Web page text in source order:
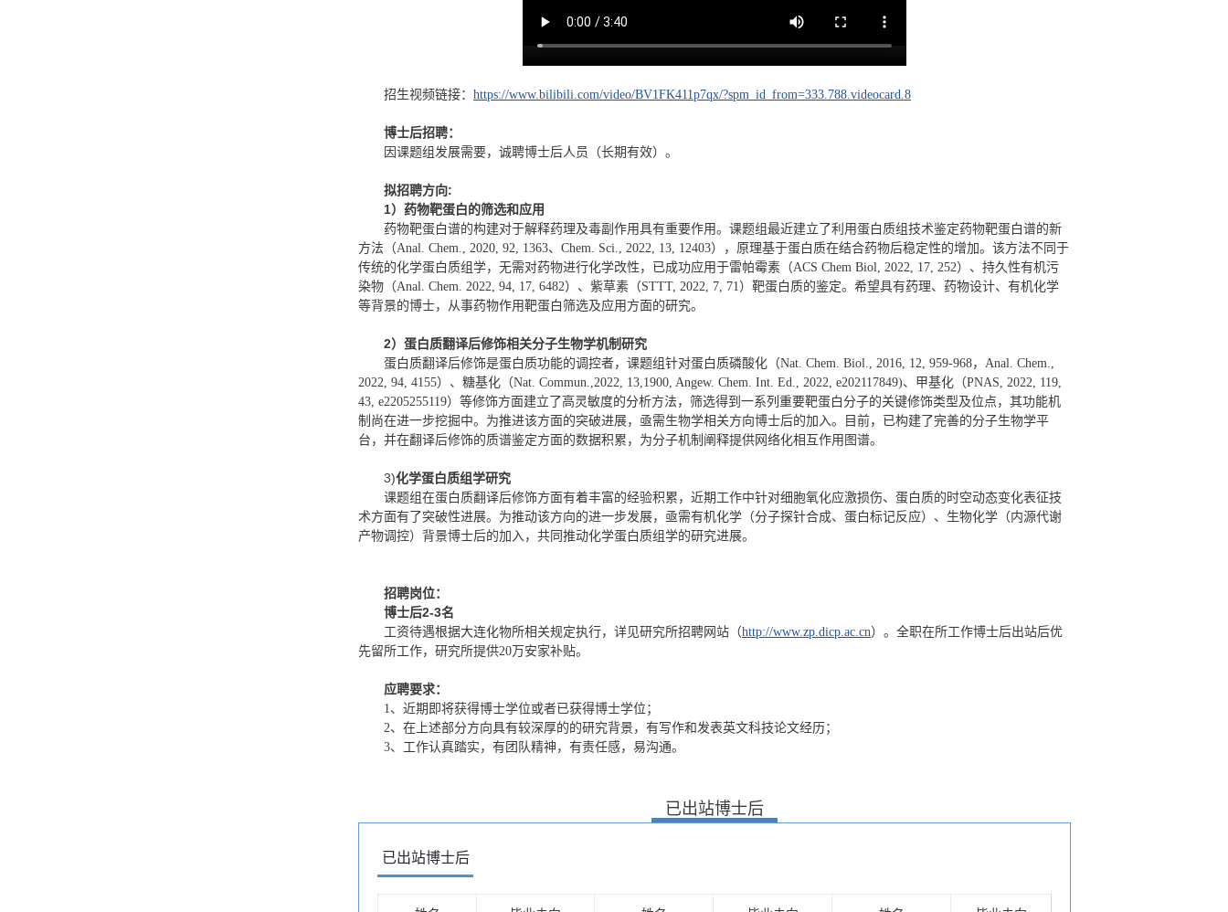
招生视频链接： https://www.bilibili.com/video/BV1FK411p7qx/?spm_id_from=333.788.videocard.8
博士后招聘：
因课题组发展需要，诚聘博士后人员（长期有效）。
拟招聘方向:
1）药物靶蛋白的筛选和应用
药物靶蛋白谱的构建对于解释药理及毒副作用具有重要作用。课题组最近建立了利用蛋白质组技术鉴定药物靶蛋白谱的新
方法（Anal. Chem., 2020, 92, 1363、Chem. Sci., 2022, 13, 12403），原理基于蛋白质在结合药物后稳定性的增加。该方法不同于
传统的化学蛋白质组学，无需对药物进行化学改性，已成功应用于雷帕霉素（ACS Chem Biol, 2022, 17, 252）、持久性有机污
染物（Anal. Chem. 2022, 94, 17, 6482）、紫草素（STTT, 2022, 7, 71）靶蛋白质的鉴定。希望具有药理、药物设计、有机化学
等背景的博士，从事药物作用靶蛋白筛选及应用方面的研究。
2） 蛋白质翻译后修饰相关分子生物学机制研究
蛋白质翻译后修饰是蛋白质功能的调控者，课题组针对蛋白质磷酸化（Nat. Chem. Biol., 2016, 12, 959-968，Anal. Chem.,
2022, 94, 4155）、糖基化（Nat. Commun.,2022, 13,1900, Angew. Chem. Int. Ed., 2022, e202117849)、甲基化（PNAS, 2022, 119,
43, e2205255119）等修饰方面建立了高灵敏度的分析方法，筛选得到一系列重要靶蛋白分子的关键修饰类型及位点，其功能机
制尚在进一步挖掘中。为推进该方面的突破进展，亟需生物学相关方向博士后的加入。目前，已构建了完善的分子生物学平
台，并在翻译后修饰的质谱鉴定方面的数据积累，为分子机制阐释提供网络化相互作用图谱。
3)化学蛋白质组学研究
课题组在蛋白质翻译后修饰方面有着丰富的经验积累，近期工作中针对细胞氧化应激损伤、蛋白质的时空动态变化表征技
术方面有了突破性进展。为推动该方向的进一步发展，亟需有机化学（分子探针合成、蛋白标记反应）、生物化学（内源代谢
产物调控）背景博士后的加入，共同推动化学蛋白质组学的研究进展。
招聘岗位：
博士后2-3名
工资待遇根据大连化物所相关规定执行，详见研究所招聘网站（http://www.zp.dicp.ac.cn）。全职在所工作博士后出站后优
先留所工作，研究所提供20万安家补贴。
应聘要求：
1、近期即将获得博士学位或者已获得博士学位；
2、在上述部分方向具有较深厚的的研究背景，有写作和发表英文科技论文经历；
3、工作认真踏实，有团队精神，有责任感，易沟通。
已出站博士后
已出站博士后